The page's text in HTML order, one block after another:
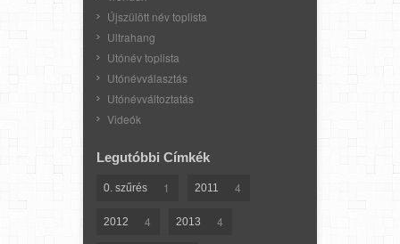
Újszülött név toplista
Ultrahang
Utónév toplista
Utónévválasztás
Utónévváltoztatás
Videók
Legutóbbi Címkék
0. szűrés 1 2011 4
2012 4 2013 4